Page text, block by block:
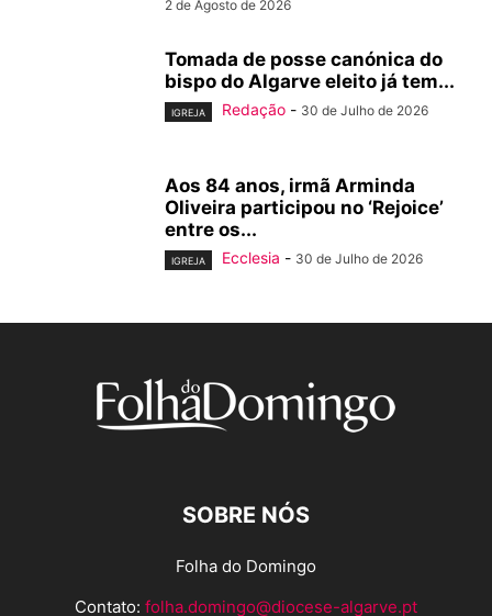
2 de Agosto de 2026
Tomada de posse canónica do
bispo do Algarve eleito já tem...
IGREJA Redação - 30 de Julho de 2026
Aos 84 anos, irmã Arminda
Oliveira participou no ‘Rejoice’
entre os...
IGREJA Ecclesia - 30 de Julho de 2026
SOBRE NÓS
Folha do Domingo
Contato: folha.domingo@diocese-algarve.pt